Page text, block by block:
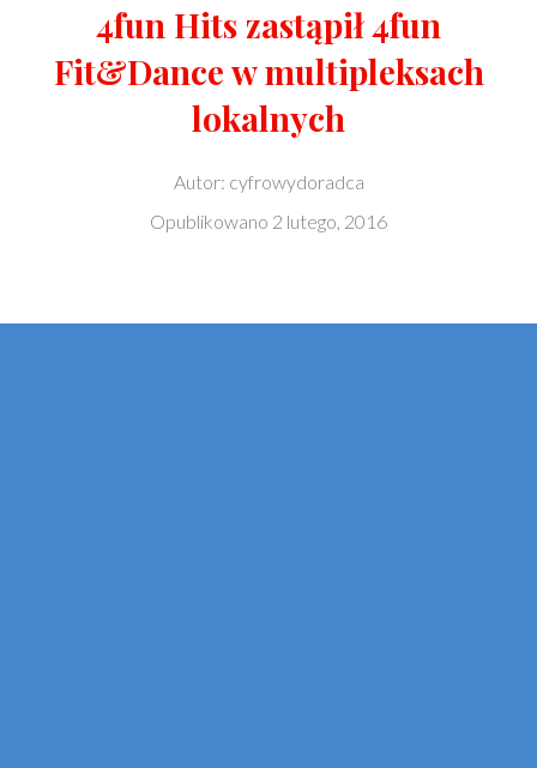
4fun Hits zastąpił 4fun
Fit&Dance w multipleksach
lokalnych
Autor: cyfrowydoradca
Opublikowano 2 lutego, 2016